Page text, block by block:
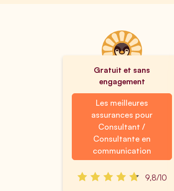
Gratuit et sans
engagement
Les meilleures
assurances pour
Consultant /
Consultante en
communication
9,8/10